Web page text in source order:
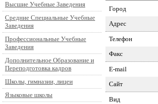
Высшие Учебные Заведения
Средние Специальные Учебные
Заведения
Профессиональные Учебные
Заведения
Дополнительное Образование и
Переподготовка кадров
Школы, гимназии, лицеи
Языковые школы
Город
Адрес
Телефон
Факс
E-mail
Сайт
Вид